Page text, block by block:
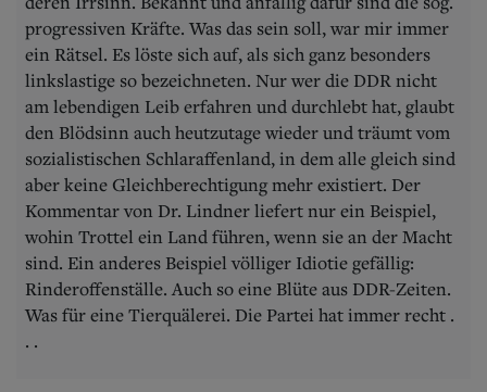
progressiven Kräfte. Was das sein soll, war mir immer
ein Rätsel. Es löste sich auf, als sich ganz besonders
linkslastige so bezeichneten. Nur wer die DDR nicht
am lebendigen Leib erfahren und durchlebt hat, glaubt
den Blödsinn auch heutzutage wieder und träumt vom
sozialistischen Schlaraffenland, in dem alle gleich sind
aber keine Gleichberechtigung mehr existiert. Der
Kommentar von Dr. Lindner liefert nur ein Beispiel,
wohin Trottel ein Land führen, wenn sie an der Macht
sind. Ein anderes Beispiel völliger Idiotie gefällig:
Rinderoffenställe. Auch so eine Blüte aus DDR-Zeiten.
Was für eine Tierquälerei. Die Partei hat immer recht .
. .